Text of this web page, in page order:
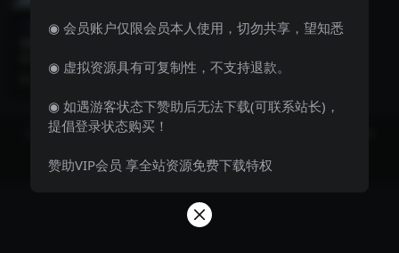
其他源码 网站源码
理系统源码：完全开源
壹牛NFT数字艺术藏品管理系统源
码已经进行了全面升级，新增了多
Copyright © 2023飞妹资源网-国内外优质资源分享站 Theme
京ICP备0000000号-1京公网安备 00000000
◉ 会员账户仅限会员本人使用，切勿共享，望知悉
◉ 虚拟资源具有可复制性，不支持退款。
◉ 如遇游客状态下赞助后无法下载(可联系站长)，
提倡登录状态购买！
赞助VIP会员 享全站资源免费下载特权